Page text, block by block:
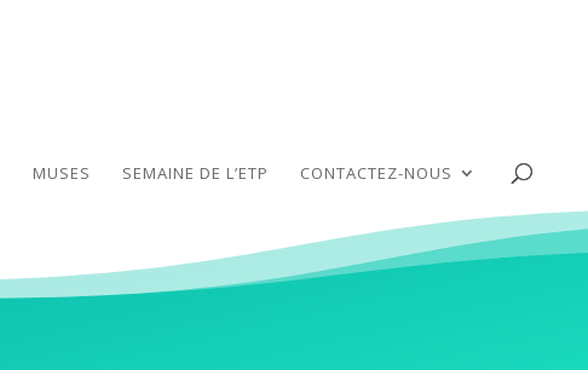
MUSES SEMAINE DE L’ETP CONTACTEZ-NOUS